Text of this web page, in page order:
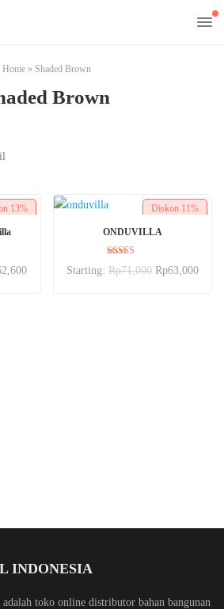
Home » Shaded Brown
Brown
13% Diskon 11%
ONDUVILLA
Dinilai
5.00
Starting: Rp71,000 Rp63,000
INDONESIA
adalah toko online distributor bahan bangunan